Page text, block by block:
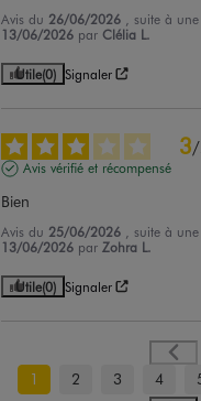
Avis du 26/06/2026
, suite à
13/06/2026 parClélia L.
Utile(0) Signaler
3/
Avis vérifié et récompensé
Bien
Avis du 25/06/2026
, suite à
13/06/2026 parZohra L.
Utile(0) Signaler
1 2 3 4